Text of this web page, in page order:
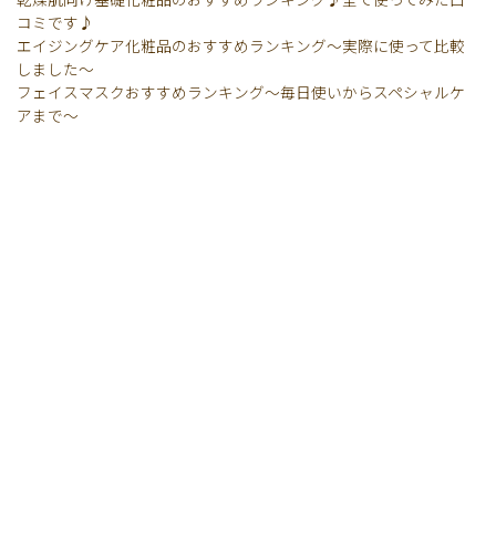
コミです♪
エイジングケア化粧品のおすすめランキング〜実際に使って比較
しました〜
フェイスマスクおすすめランキング〜毎日使いからスペシャルケ
アまで〜